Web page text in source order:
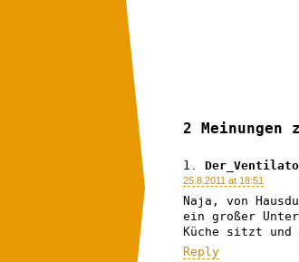
2 Meinungen
25.8.2011 at 18:51
Naja, von
ein großer
Küche sitzt und
Reply